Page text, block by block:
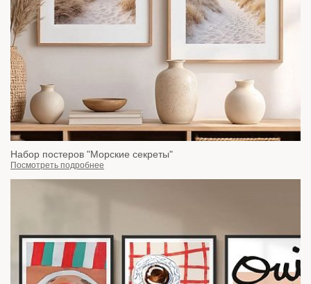
Набор постеров "Морские секреты"
Посмотреть подробнее